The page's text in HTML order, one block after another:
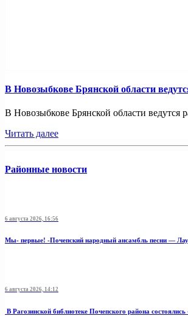
В Новозыбкове Брянской области
В Новозыбкове Брянской области
Читать далее
Районные новости
6 августа 2026, 16:56
Мы- первые! -Почепский народный ансамбль песни —
6 августа 2026, 14:12
В Рагозинской библиотеке Почепского района